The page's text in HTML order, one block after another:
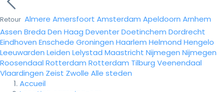
Retour Almere Amersfoort Amsterdam Apeldoorn Arnhem
Assen Breda Den Haag DeventerDoetinchem Dordrecht
Eindhoven Enschede Groningen Haarlem Helmond Hengelo
Leeuwarden Leiden Lelystad Maastricht Nijmegen Nijmegen
Roosendaal Rotterdam Rotterdam Tilburg Veenendaal
Vlaardingen Zeist Zwolle Alle steden
Accueil